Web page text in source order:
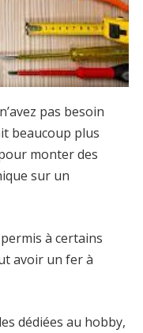
pas besoin
beaucoup plus
monter des
sur un
à certains
avoir un fer à
dédiées au hobby,